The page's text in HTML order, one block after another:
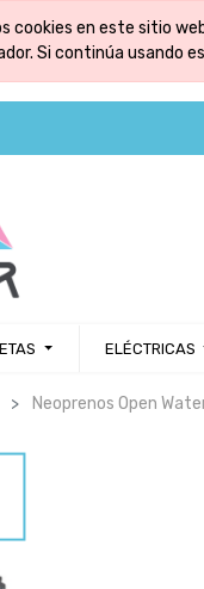
cookies en este sitio
Si continúa usando
ELÉCTRICAS
Neoprenos Open